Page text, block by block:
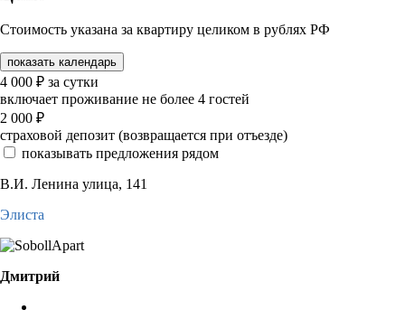
Стоимость указана за квартиру целиком в рублях РФ
показать календарь
4 000 ₽ за сутки
включает проживание не более 4 гостей
2 000 ₽
страховой депозит (возвращается при отъезде)
показывать предложения рядом
В.И. Ленина улица, 141
Элиста
Дмитрий